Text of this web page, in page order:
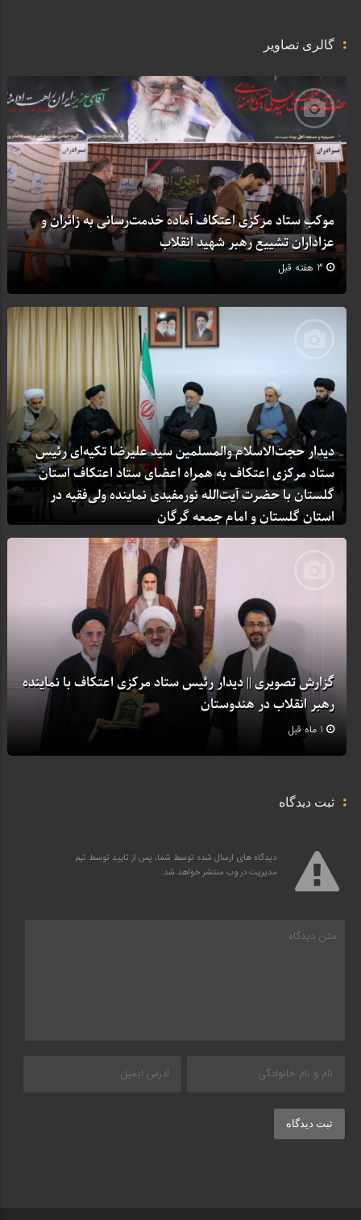
گالری تصاویر
موکب ستاد مرکزی اعتکاف آماده خدمت‌رسانی به زائران و
عزاداران تشییع رهبر شهید انقلاب
3 هفته قبل
دیدار حجت‌الاسلام والمسلمین سید علیرضا تکیه‌ای رئیس
ستاد مرکزی اعتکاف به همراه اعضای ستاد اعتکاف استان
گلستان با حضرت آیت‌الله نورمفیدی نماینده ولی‌فقیه در
استان گلستان و امام جمعه گرگان
1 ماه قبل
گزارش تصویری || دیدار رئیس ستاد مرکزی اعتکاف با نماینده
رهبر انقلاب در هندوستان
1 ماه قبل
ثبت دیدگاه
دیدگاه های ارسال شده توسط شما، پس از تایید توسط تیم
مدیریت در وب منتشر خواهد شد.
ثبت دیدگاه